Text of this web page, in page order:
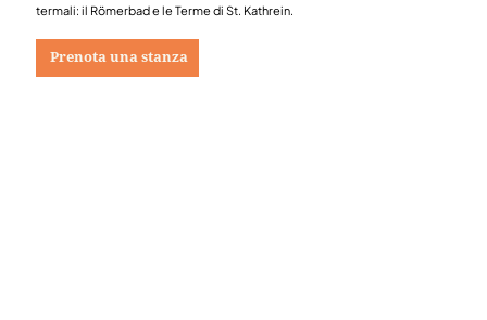
termali: il Römerbad e le Terme di St. Kathrein.
Prenota una stanza